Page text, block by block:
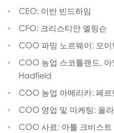
Mowi Czechia (EN)
Mowi Faroe Islands
Mowi France
Mowi Germany
Mowi Italy
Mowi Netherlands
CEO: 이반 빈드하임
CFO: 크리스티안 엘링슨
COO 파밍 노르웨이: 오이
COO 농업 스코틀랜드,
Hadfield
COO 농업 아메리카: 페르
COO 영업 및 마케팅: 올
COO 사료: 아틀 크비스트